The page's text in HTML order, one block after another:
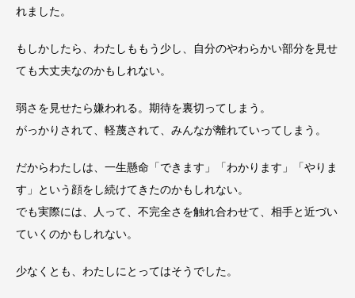
れました。
もしかしたら、わたしももう少し、自分のやわらかい部分を見せ
ても大丈夫なのかもしれない。
弱さを見せたら嫌われる。期待を裏切ってしまう。
がっかりされて、軽蔑されて、みんなが離れていってしまう。
だからわたしは、一生懸命「できます」「わかります」「やりま
す」という顔をし続けてきたのかもしれない。
でも実際には、人って、不完全さを触れ合わせて、相手と近づい
ていくのかもしれない。
少なくとも、わたしにとってはそうでした。